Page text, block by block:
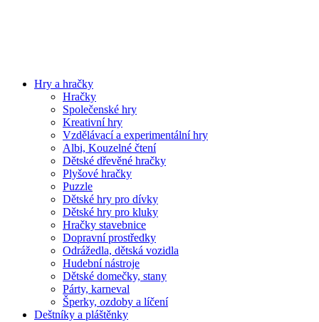
Hry a hračky
Hračky
Společenské hry
Kreativní hry
Vzdělávací a experimentální hry
Albi, Kouzelné čtení
Dětské dřevěné hračky
Plyšové hračky
Puzzle
Dětské hry pro dívky
Dětské hry pro kluky
Hračky stavebnice
Dopravní prostředky
Odrážedla, dětská vozidla
Hudební nástroje
Dětské domečky, stany
Párty, karneval
Šperky, ozdoby a líčení
Deštníky a pláštěnky